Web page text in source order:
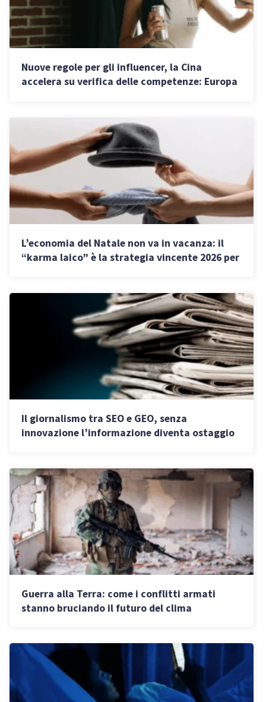
Nuove regole per gli influencer, la Cina
accelera su verifica delle competenze: Europa
L’economia del Natale non va in vacanza: il
“karma laico” è la strategia vincente 2026 per
Il giornalismo tra SEO e GEO, senza
innovazione l’informazione diventa ostaggio
Guerra alla Terra: come i conflitti armati
stanno bruciando il futuro del clima